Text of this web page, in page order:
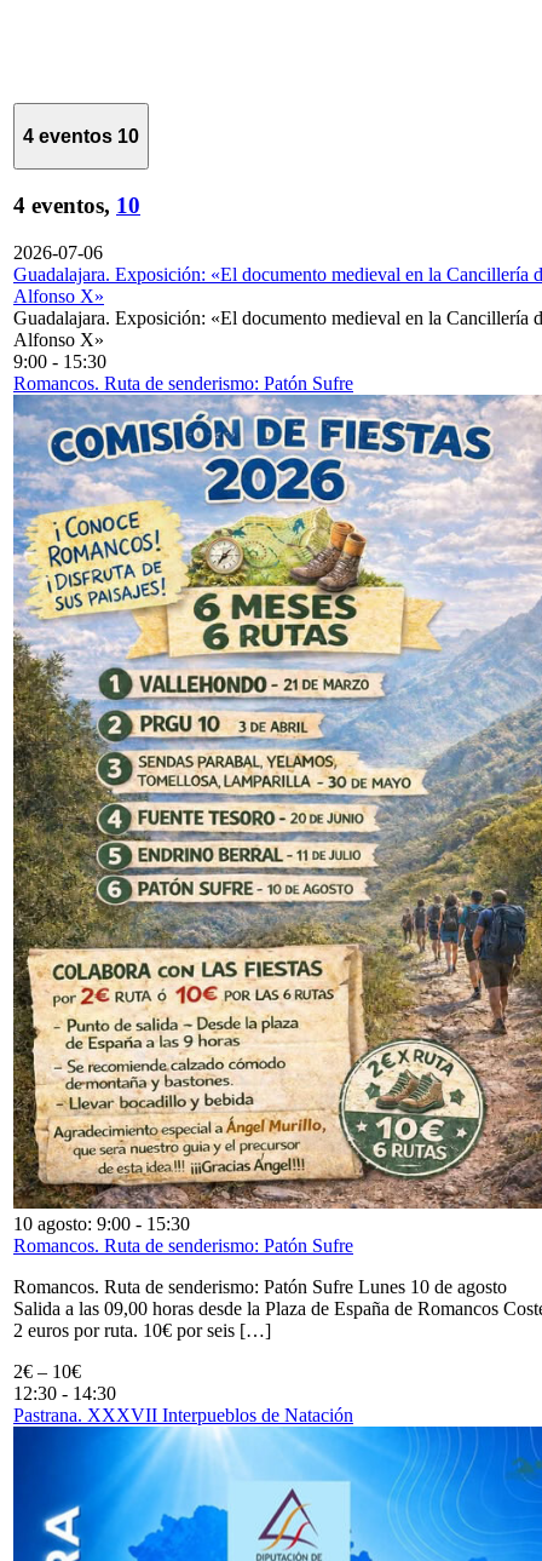
4 eventos 10
4 eventos, 10
2026-07-06
Guadalajara. Exposición: «El documento medieval en la Cancillería
Alfonso X»
Guadalajara. Exposición: «El documento medieval en la Cancillería
Alfonso X»
9:00 - 15:30
Romancos. Ruta de senderismo: Patón Sufre
10 agosto: 9:00 - 15:30
Romancos. Ruta de senderismo: Patón Sufre
Romancos. Ruta de senderismo: Patón Sufre Lunes 10 de agosto
Salida a las 09,00 horas desde la Plaza de España de Romancos
2 euros por ruta. 10€ por seis […]
2€ – 10€
12:30 - 14:30
Pastrana. XXXVII Interpueblos de Natación